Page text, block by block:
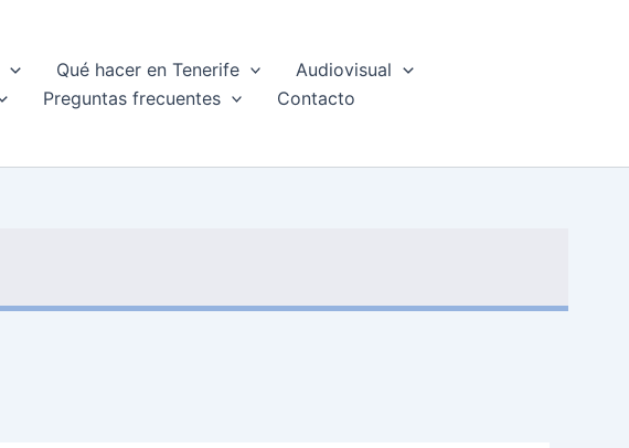
Qué hacer en Tenerife
Audiovisual
Preguntas frecuentes Contacto